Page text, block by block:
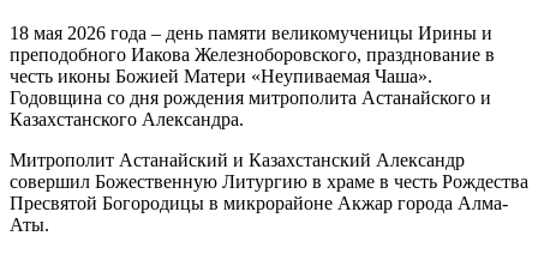
18 мая 2026 года – день памяти великомученицы Ирины и
преподобного Иакова Железноборовского, празднование в
честь иконы Божией Матери «Неупиваемая Чаша».
Годовщина со дня рождения митрополита Астанайского и
Казахстанского Александра.
Митрополит Астанайский и Казахстанский Александр
совершил Божественную Литургию в храме в честь Рождества
Пресвятой Богородицы в микрорайоне Акжар города Алма-
Аты.